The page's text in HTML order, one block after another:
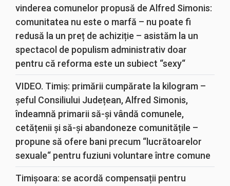
vinderea comunelor propusă de Alfred Simonis:
comunitatea nu este o marfă – nu poate fi
redusă la un preț de achiziție – asistăm la un
spectacol de populism administrativ doar
pentru că reforma este un subiect “sexy“
VIDEO. Timiș: primării cumpărate la kilogram –
șeful Consiliului Județean, Alfred Simonis,
îndeamnă primarii să-și vândă comunele,
cetățenii și să-și abandoneze comunitățile –
propune să ofere bani precum “lucrătoarelor
sexuale“ pentru fuziuni voluntare între comune
Timișoara: se acordă compensații pentru